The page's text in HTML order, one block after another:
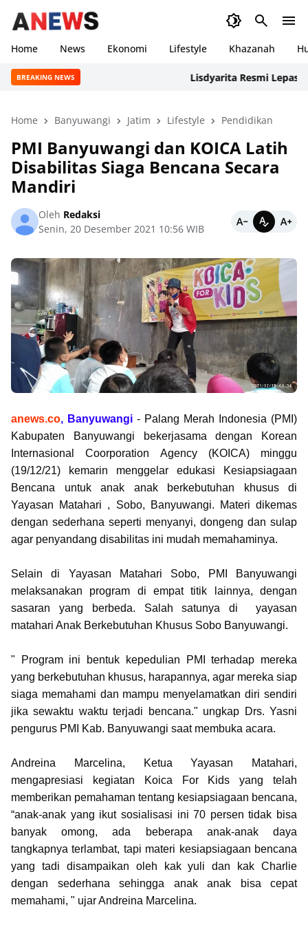
Home News Ekonomi Lifestyle Khazanah
BREAKING NEWS Lisdyarita Resmi Lepas
Home Banyuwangi Jatim Lifestyle Pendidikan
PMI Banyuwangi dan KOICA Latih
Disabilitas Siaga Bencana Secara
Mandiri
Oleh Redaksi
Senin, 20 Desember 2021 10:56 WIB
anews.co, Banyuwangi - Palang Merah Indonesia (PMI)
Kabupaten Banyuwangi bekerjasama dengan Korean
Internasional Coorporation Agency (KOICA) minggu
(19/12/21) kemarin menggelar edukasi Kesiapsiagaan
Bencana untuk anak anak berkebutuhan khusus di
Yayasan Matahari , Sobo, Banyuwangi. Materi dikemas
dengan sederhana seperti menyanyi, dongeng dan sulap
agar penyandang disabilitas ini mudah memahaminya.
Selain di Yayasan Matahari Sobo, PMI Banyuwangi
melaksanakan program di empat titik lainnya, dengan
sasaran yang berbeda. Salah satunya di yayasan
matahari Anak Berkebutuhan Khusus Sobo Banyuwangi.
" Program ini bentuk kepedulian PMI terhadap mereka
yang berkebutuhan khusus, harapannya, agar mereka siap
siaga memahami dan mampu menyelamatkan diri sendiri
jika sewaktu waktu terjadi bencana." ungkap Drs. Yasni
pengurus PMI Kab. Banyuwangi saat membuka acara.
Andreina Marcelina, Ketua Yayasan Matahari,
mengapresiasi kegiatan Koica For Kids yang telah
memberikan pemahaman tentang kesiapsiagaan bencana,
“anak-anak yang ikut sosialisasi ini 70 persen tidak bisa
banyak omong, ada beberapa anak-anak daya
tangkapnya terlambat, tapi materi kesiapsiagaan bencana
yang tadi disampaikan oleh kak yuli dan kak Charlie
dengan sederhana sehingga anak anak bisa cepat
memahami, " ujar Andreina Marcelina.